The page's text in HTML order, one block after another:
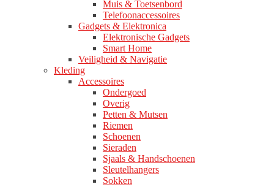
Muis & Toetsenbord
Telefoonaccessoires
Gadgets & Elektronica
Elektronische Gadgets
Smart Home
Veiligheid & Navigatie
Kleding
Accessoires
Ondergoed
Overig
Petten & Mutsen
Riemen
Schoenen
Sieraden
Sjaals & Handschoenen
Sleutelhangers
Sokken